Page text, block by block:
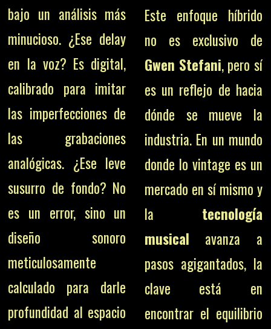
bajo un análisis más
minucioso. ¿Ese delay
en la voz? Es digital,
calibrado para imitar
las imperfecciones de
las grabaciones
analógicas. ¿Ese leve
susurro de fondo? No
es un error, sino un
diseño sonoro
meticulosamente
calculado para darle
profundidad al espacio
Este enfoque híbrido
no es exclusivo de
Gwen Stefani, pero sí
es un reflejo de hacia
dónde se mueve la
industria. En un mundo
donde lo vintage es un
mercado en sí mismo y
la tecnología
musical avanza a
pasos agigantados, la
clave está en
encontrar el equilibrio